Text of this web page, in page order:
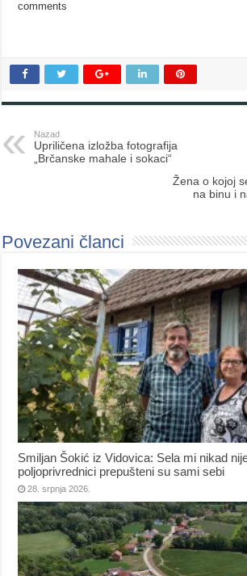
comments
Nazad
Upriličena izložba fotografija
„Brčanske mahale i sokaci“
Žena o kojoj
na binu i
Povezani članci
Smiljan Šokić iz Vidovica: Sela mi nikad
poljoprivrednici prepušteni su sami sebi
28. srpnja 2026.